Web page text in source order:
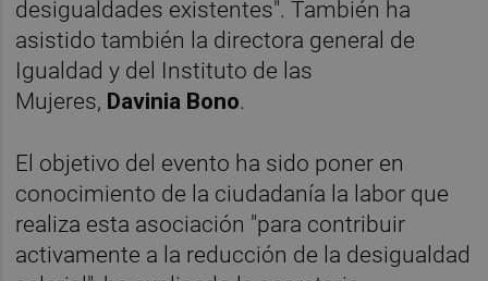
desigualdades existentes". También ha
asistido también la directora general de
Igualdad y del Instituto de las
Mujeres, Davinia Bono.
El objetivo del evento ha sido poner en
conocimiento de la ciudadanía la labor que
realiza esta asociación "para contribuir
activamente a la reducción de la desigualdad